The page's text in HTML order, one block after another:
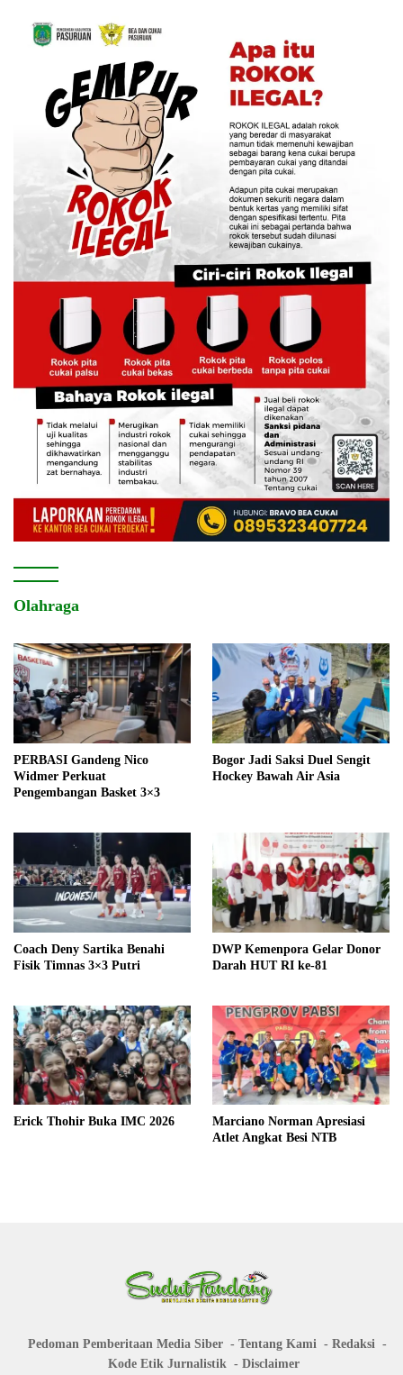
Olahraga
PERBASI Gandeng Nico
Widmer Perkuat
Pengembangan Basket 3×3
Bogor Jadi Saksi Duel Sengit
Hockey Bawah Air Asia
Coach Deny Sartika Benahi
Fisik Timnas 3×3 Putri
DWP Kemenpora Gelar Donor
Darah HUT RI ke-81
Erick Thohir Buka IMC 2026
Marciano Norman Apresiasi
Atlet Angkat Besi NTB
Pedoman Pemberitaan Media Siber Tentang Kami
Redaksi
Kode Etik Jurnalistik
Disclaimer